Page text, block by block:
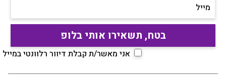
מייל
אני מאשר/ת קבלת דיוור רלוונטי במייל